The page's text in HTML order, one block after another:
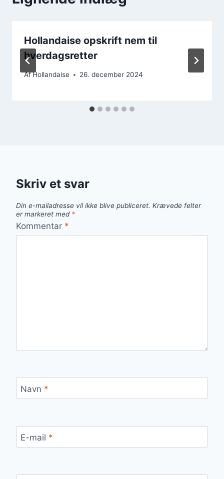
Hollandaise opskrift nem til
hverdagsretter
AfHollandaise 26. december 2024
Skriv et svar
Din e-mailadresse vil ikke blive publiceret. Krævede felter
er markeret med *
Kommentar *
Navn *
E-mail *